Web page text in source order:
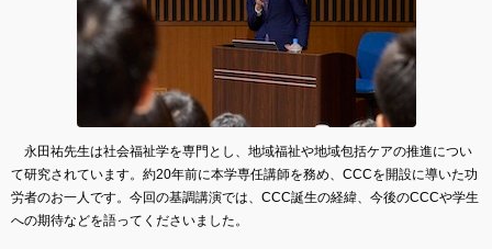
永田祐先生は社会福祉学を専門とし、地域福祉や地域包括ケアの推進につい
て研究されています。約20年前に本学専任講師を務め、CCCを開設に導いた功
労者のお一人です。今回の基調講演では、CCC誕生の経緯、今後のCCCや学生
への期待などを語ってくださいました。